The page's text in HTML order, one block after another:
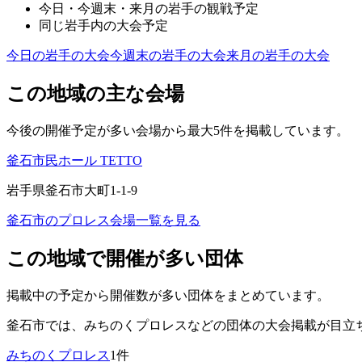
今日・今週末・来月の岩手の観戦予定
同じ岩手内の大会予定
今日の岩手の大会今週末の岩手の大会来月の岩手の大会
この地域の主な会場
今後の開催予定が多い会場から最大5件を掲載しています。
釜石市民ホール TETTO
岩手県釜石市大町1-1-9
釜石市のプロレス会場一覧を見る
この地域で開催が多い団体
掲載中の予定から開催数が多い団体をまとめています。
釜石市では、 みちのくプロレスなどの団体の大会掲載が目立
みちのくプロレス1件